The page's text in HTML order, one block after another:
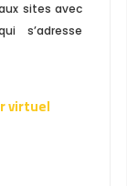
sites avec
s’adresse
virtuel